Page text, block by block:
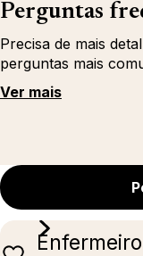
Perguntas
Precisa de mais
perguntas mais
Ver mais